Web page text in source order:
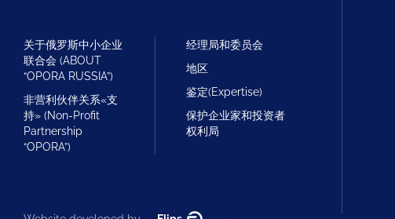
关于俄罗斯中小企业
联合会 (ABOUT
“OPORA RUSSIA”)
非营利伙伴关系«支
持» (Non-Profit
Partnership
“OPORA”)
经理局和委员会
地区
鉴定(Expertise)
保护企业家和投资者
权利局